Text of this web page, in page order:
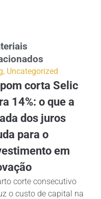
, Uncategorized
corta Selic
14%: o que a
dos juros
para o
em
corte consecutivo
o custo de capital na